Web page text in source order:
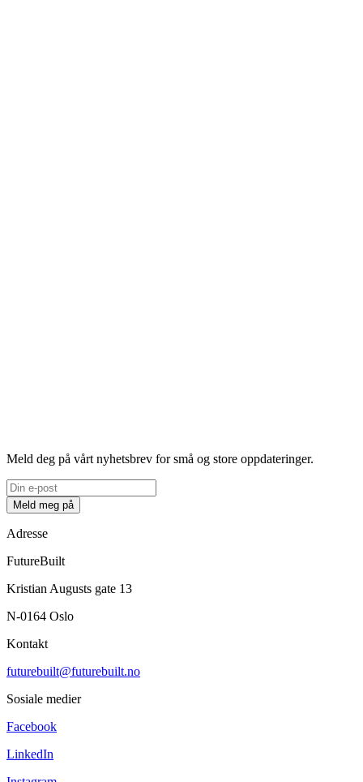
Meld deg på vårt nyhetsbrev for små og store oppdateringer.
Meld meg på
Adresse
FutureBuilt
Kristian Augusts gate 13
N-0164 Oslo
Kontakt
futurebuilt@futurebuilt.no
Sosiale medier
Facebook
LinkedIn